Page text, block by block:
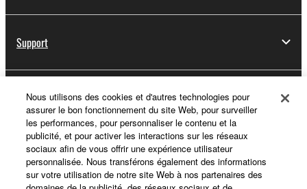
Support
Yamaha Music ID - Enregistrement
A propos de Yamaha
Nous utilisons des cookies et d'autres technologies pour
assurer le bon fonctionnement du site Web, pour surveiller
les performances, pour personnaliser le contenu et la
publicité, et pour activer les interactions sur les réseaux
sociaux afin de vous offrir une expérience utilisateur
personnalisée. Nous transférons également des informations
sur votre utilisation de notre site Web à nos partenaires des